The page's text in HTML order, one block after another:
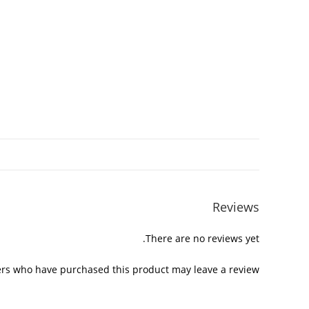
Reviews
There are no reviews yet.
who have purchased this product may leave a review.